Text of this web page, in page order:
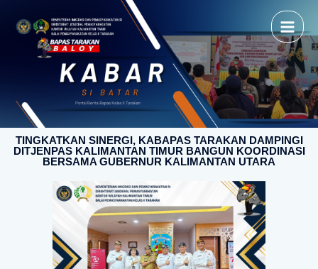
TINGKATKAN SINERGI, KABAPAS TARAKAN DAMPINGI
DITJENPAS KALIMANTAN TIMUR BANGUN KOORDINASI
BERSAMA GUBERNUR KALIMANTAN UTARA